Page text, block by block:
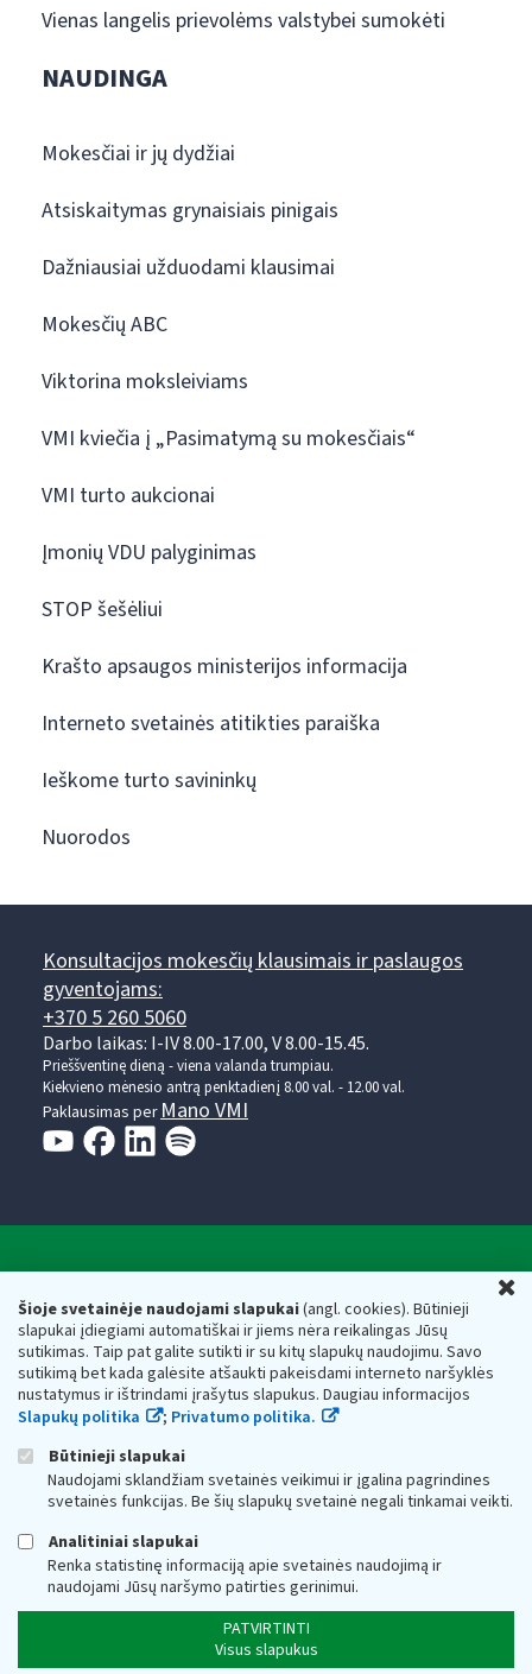
Šioje svetainėje naudojami slapukai(angl. cookies). Būtinieji
slapukai įdiegiami automatiškai ir jiems nėra reikalingas Jūsų
sutikimas. Taip pat galite sutikti ir su kitų slapukų naudojimu. Savo
sutikimą bet kada galėsite atšaukti pakeisdami interneto naršyklės
nustatymus ir ištrindami įrašytus slapukus. Daugiau informacijos
Slapukų politika
; Privatumo politika.
Būtinieji slapukai
Naudojami sklandžiam svetainės veikimui ir įgalina pagrindines
svetainės funkcijas. Be šių slapukų svetainė negali tinkamai veikti.
Analitiniai slapukai
Renka statistinę informaciją apie svetainės naudojimą ir
naudojami Jūsų naršymo patirties gerinimui.
PATVIRTINTI
Visus slapukus
Vienas langelis prievolėms valstybei sumokėti
NAUDINGA
Mokesčiai ir jų dydžiai
Atsiskaitymas grynaisiais pinigais
Dažniausiai užduodami klausimai
Mokesčių ABC
Viktorina moksleiviams
VMI kviečia į „Pasimatymą su mokesčiais“
VMI turto aukcionai
Įmonių VDU palyginimas
STOP šešėliui
Krašto apsaugos ministerijos informacija
Interneto svetainės atitikties paraiška
Ieškome turto savininkų
Nuorodos
Konsultacijos mokesčių klausimais ir paslaugos
gyventojams:
+370 5 260 5060
Darbo laikas: I-IV 8.00-17.00, V 8.00-15.45.
Prieššventinę dieną - viena valanda trumpiau.
Kiekvieno mėnesio antrą penktadienį 8.00 val. - 12.00 val.
Paklausimas perMano VMI
Valstybinė mokesčių inspekcija prie Lietuvos
Respublikos finansų ministerijos
Biudžetinė įstaiga. Juridinio asmens kodas — 188659752,
adresas: Vasario 16-osios g. 14, 01107 Vilnius, Lietuva, el.paštas:
vmi@vmi.lt , E. pristatymo dėžutės adresas 188659752
Duomenys apie Valstybinę mokesčių inspekciją prie Lietuvos
Respublikos finansų ministerijos kaupiami ir saugomi Juridinių